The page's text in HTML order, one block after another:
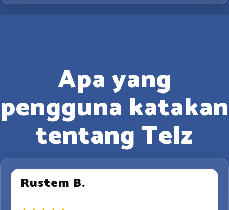
Apa yang
pengguna katakan
tentang Telz
Rustem B.